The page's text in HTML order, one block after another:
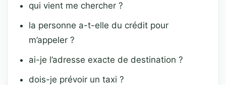
qui vient me chercher ?
la personne a-t-elle du crédit pour
m’appeler ?
ai-je l’adresse exacte de destination ?
dois-je prévoir un taxi ?